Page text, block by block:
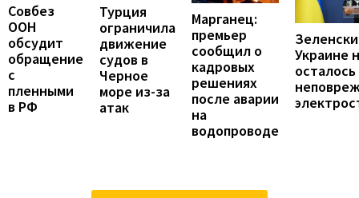
Совбез
ООН
обсудит
обращение
с
пленными
в РФ
Турция
ограничила
движение
судов в
Черное
море из-за
атак
Марганец:
премьер
сообщил о
кадровых
решениях
после аварии
на
водопроводе
Украине
осталось